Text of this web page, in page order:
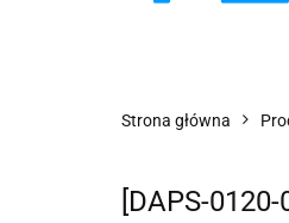
Strona główna
[DAPS-